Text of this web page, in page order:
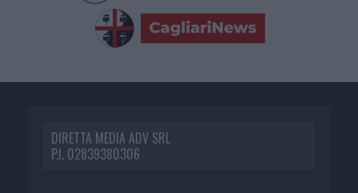
DIRETTA MEDIA ADV SRL
P.I. 02839380306